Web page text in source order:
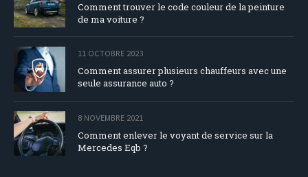
Comment trouver le code couleur de la peinture
de ma voiture ?
11 OCTOBRE 2023
Comment assurer plusieurs chauffeurs avec une
seule assurance auto ?
8 NOVEMBRE 2021
Comment enlever le voyant de service sur la
Mercedes Eqb ?